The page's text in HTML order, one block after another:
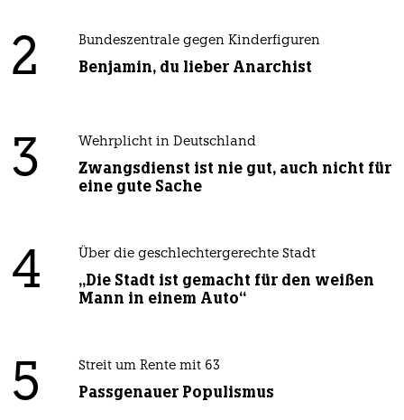
2 Bundeszentrale gegen Kinderfiguren
Benjamin, du lieber Anarchist
3 Wehrplicht in Deutschland
Zwangsdienst ist nie gut, auch nicht für
eine gute Sache
4 Über die geschlechtergerechte Stadt
„Die Stadt ist gemacht für den weißen
Mann in einem Auto“
5 Streit um Rente mit 63
Passgenauer Populismus